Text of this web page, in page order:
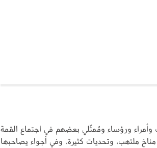
ورؤساء ومُمثّلي بعضهم في اجتماع القمة
ملتهب، وتحديات كثيرة، وفي أجواء يصاحبها